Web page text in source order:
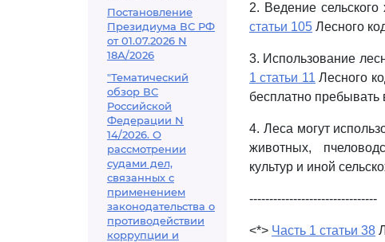
Постановление
Президиума ВС РФ
от 01.07.2026 N
18А/2026
"Тематический
обзор ВС
Российской
Федерации N
14/2026. О
рассмотрении
судами дел,
связанных с
применением
законодательства о
противодействии
коррупции и
2. Ведение
статьи 105 Лесного
3. Использование
1 статьи 11 Лесного
бесплатно пребывать
4. Леса могут
животных,
культур и иной
--------------------------------
<*> Часть 1 статьи 38